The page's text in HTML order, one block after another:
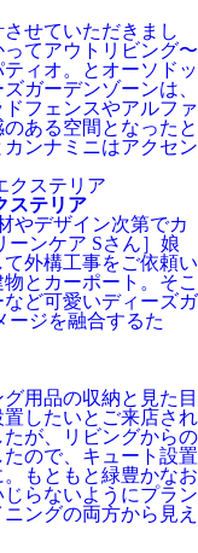
せていただきまし
てアウトリビング〜
ィオ。とオーソドッ
ガーデンゾーンは、
フェンスやアルファ
ある空間となったと
ンナミニはアクセン
ステリア
やデザイン次第でカ
ーンケア Sさん］娘
外構工事をご依頼い
とカーポート。そこ
ど可愛いディーズガ
ジを融合するた
用品の収納と見た目
したいとご来店され
が、リビングからの
ので、キュート設置
もともと緑豊かなお
らないようにプラン
ングの両方から見え